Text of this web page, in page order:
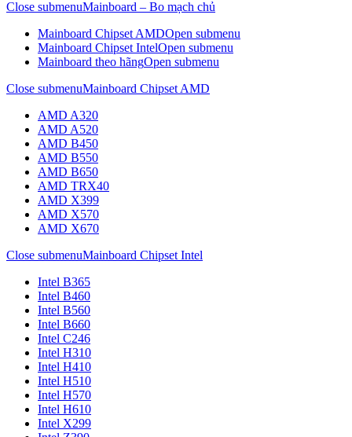
Close submenuMainboard – Bo mạch chủ
Mainboard Chipset AMDOpen submenu
Mainboard Chipset IntelOpen submenu
Mainboard theo hãngOpen submenu
Close submenuMainboard Chipset AMD
AMD A320
AMD A520
AMD B450
AMD B550
AMD B650
AMD TRX40
AMD X399
AMD X570
AMD X670
Close submenuMainboard Chipset Intel
Intel B365
Intel B460
Intel B560
Intel B660
Intel C246
Intel H310
Intel H410
Intel H510
Intel H570
Intel H610
Intel X299